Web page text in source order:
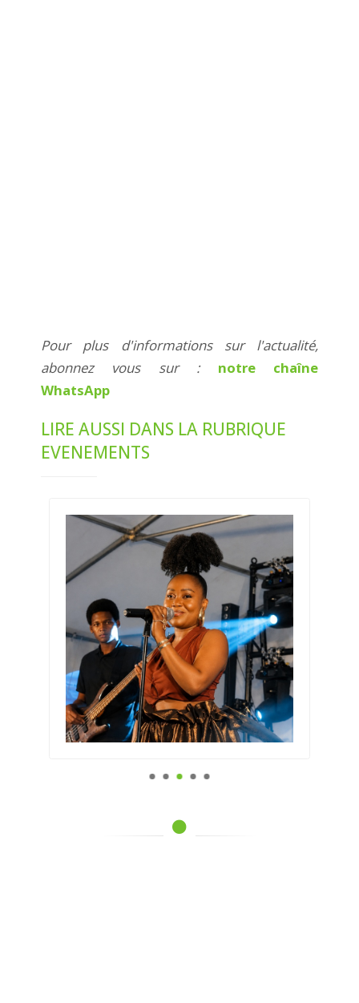
Pour plus d'informations sur l'actualité,
abonnez vous sur : notre chaîne
WhatsApp
LIRE AUSSI DANS LA RUBRIQUE
EVENEMENTS